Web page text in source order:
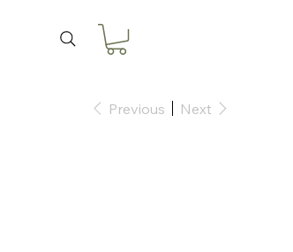
Previous Next